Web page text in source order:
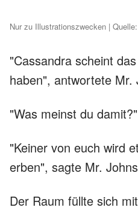
Nur zu Illustrationszwecken |
"Cassandra scheint
haben", antwortete Mr.
"Was meinst du
"Keiner von euch wird
erben", sagte Mr.
Der Raum füllte sich